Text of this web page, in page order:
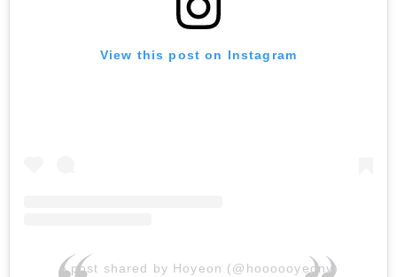
View this post on Instagram
A post shared by Hoyeon (@hoooooyeony)